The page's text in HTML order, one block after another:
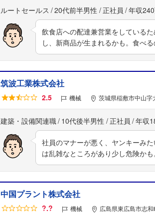
ルートセールス 20代前半男性 正社員 年収
飲食店への配達兼営業をしている
し、新商品が生まれるかも。食べ
筑波工業株式会社
2.5 機械 茨城県稲敷市中山
建築・設備関連職 10代後半男性 正社員 年収
社員のマナーが悪く、ヤンキーみ
は乱雑なところがあり少し危険か
中国プラント株式会社
?.? 機械 広島県東広島市志